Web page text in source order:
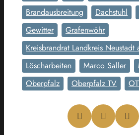
Brandausbreitung
Dachstuhl
Gewitter
Grafenwöhr
Kreisbrandrat Landkreis
Löscharbeiten
Marco Saller
Oberpfalz
Oberpfalz TV